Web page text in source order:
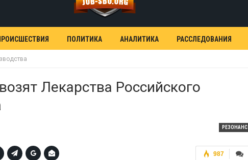
ПОЛИТИКА АНАЛИТИКА РАССЛЕДОВАНИЯ
Лекарства Российского
РЕЗОНАНС
987